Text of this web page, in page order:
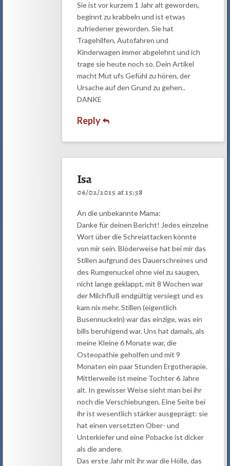
Sie ist vor kurzem 1 Jahr alt geworden,
beginnt zu krabbeln und ist etwas
zufriedener geworden. Sie hat
Tragehilfen, Autofahren und
Kinderwagen immer abgelehnt und ich
trage sie heute noch so. Dein Artikel
macht Mut ufs Gefühl zu hören, der
Ursache auf den Grund zu gehen..
DANKE
Reply
Isa
06/02/2015 at 15:58
An die unbekannte Mama:
Danke für deinen Bericht! Jedes einzelne
Wort über die Schreiattacken könnte
von mir sein. Blöderweise hat bei mir das
Stillen aufgrund des Dauerschreines und
des Rumgenuckel ohne viel zu saugen,
nicht lange geklappt, mit 8 Wochen war
der Milchfluß endgültig versiegt und es
kam nix mehr. Stillen (eigentlich
Busennuckeln) war das einzige, was ein
bills beruhigend war. Uns hat damals, als
meine Kleine 6 Monate war, die
Osteopathie geholfen und mit 9
Monaten ein paar Stunden Ergotherapie.
Mittlerweile ist meine Tochter 6 Jahre
alt. In gewisser Weise sieht man bei ihr
noch die Verschiebungen. Eine Seite bei
ihr ist wesentlich stärker ausgeprägt: sie
hat einen versetzten Ober- und
Unterkiefer und eine Pobacke ist dicker
als die andere.
Das erste Jahr mit ihr war die Hölle, das